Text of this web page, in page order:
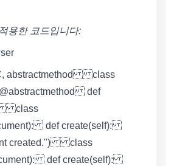
용한 코드입니다:
abstractmethod class
def
class
def create(self):
created.") class
def create(self):